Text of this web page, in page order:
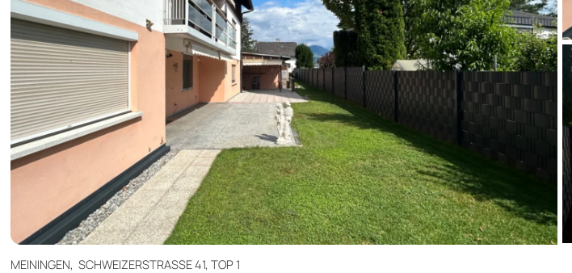
MEININGEN, SCHWEIZERSTRASSE 41, TOP 1